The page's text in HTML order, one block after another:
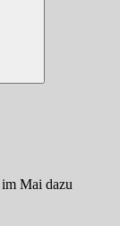
Mai dazu